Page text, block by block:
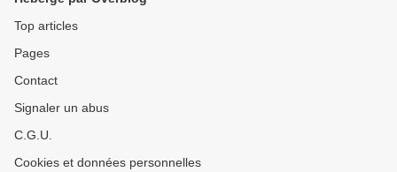
Top articles
Pages
Contact
Signaler un abus
C.G.U.
Cookies et données personnelles